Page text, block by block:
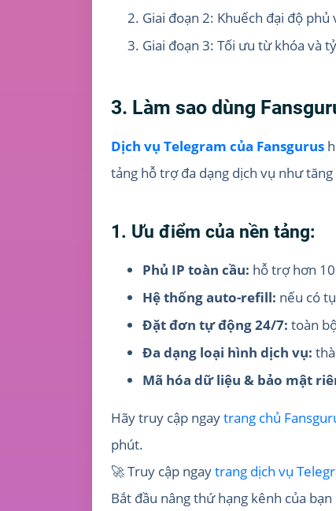
Giai đoạn 2: Khuếch đại độ
Giai đoạn 3: Tối ưu từ khóa và
3. Làm sao dùng
Dịch vụ Telegram của Fansgurus
tảng hỗ trợ đa dạng dịch vụ như
1. Ưu điểm của nền tảng:
Phủ IP toàn cầu: hỗ trợ hơn
Hệ thống auto-refill: nếu có
Đặt đơn tự động 24/7: toàn
Đa dạng loại hình dịch vụ:
Mã hóa dữ liệu & bảo mật
Hãy truy cập ngaytrang chủ
phút.
🚀 Truy cập ngaytrang dịch vụ
Bắt đầu nâng thứ hạng kênh của